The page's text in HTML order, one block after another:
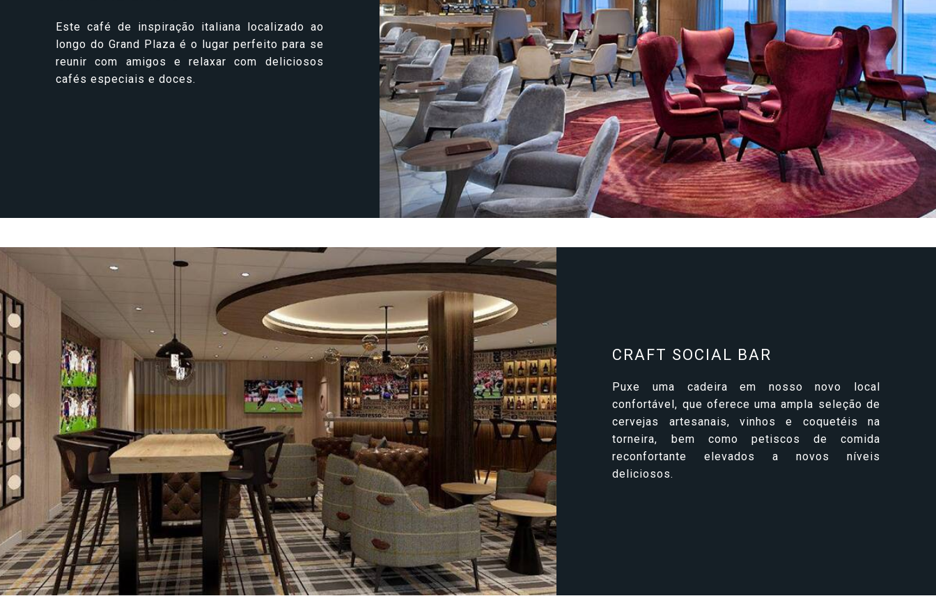
Flora®
Este café de inspiração italiana localizado ao
longo do Grand Plaza é o lugar perfeito para se
reunir com amigos e relaxar com deliciosos
cafés especiais e doces.
CRAFT SOCIAL BAR
Puxe uma cadeira em nosso novo local
confortável, que oferece uma ampla seleção de
cervejas artesanais, vinhos e coquetéis na
torneira, bem como petiscos de comida
reconfortante elevados a novos níveis
deliciosos.